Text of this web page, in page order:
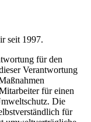
seit 1997.
für den
Verantwortung
für einen
Die
für